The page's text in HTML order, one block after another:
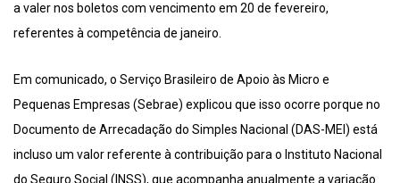
a valer nos boletos com vencimento em 20 de fevereiro,
referentes à competência de janeiro.
Em comunicado, o Serviço Brasileiro de Apoio às Micro e
Pequenas Empresas (Sebrae) explicou que isso ocorre porque no
Documento de Arrecadação do Simples Nacional (DAS-MEI) está
incluso um valor referente à contribuição para o Instituto Nacional
do Seguro Social (INSS), que acompanha anualmente a variação